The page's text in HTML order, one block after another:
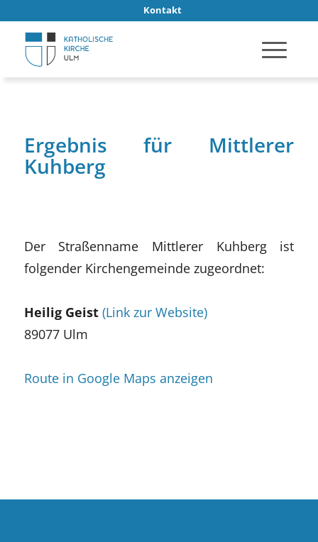
Kontakt
Ergebnis für Mittlerer
Kuhberg
Der Straßenname Mittlerer Kuhberg ist
folgender Kirchengemeinde zugeordnet:
Heilig Geist (Link zur Website)
89077 Ulm
Route in Google Maps anzeigen